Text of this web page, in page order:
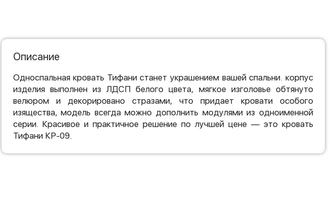
Описание
Односпальная кровать Тифани станет украшением вашей спальни. корпус
изделия выполнен из ЛДСП белого цвета, мягкое изголовье обтянуто
велюром и декорировано стразами, что придает кровати особого
изящества, модель всегда можно дополнить модулями из одноименной
серии. Красивое и практичное решение по лучшей цене — это кровать
Тифани КР-09.